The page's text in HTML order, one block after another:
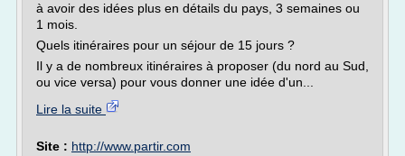
à avoir des idées plus en détails du pays, 3 semaines ou
1 mois.
Quels itinéraires pour un séjour de 15 jours ?
Il y a de nombreux itinéraires à proposer (du nord au Sud,
ou vice versa) pour vous donner une idée d'un...
Lire la suite
Site : http://www.partir.com